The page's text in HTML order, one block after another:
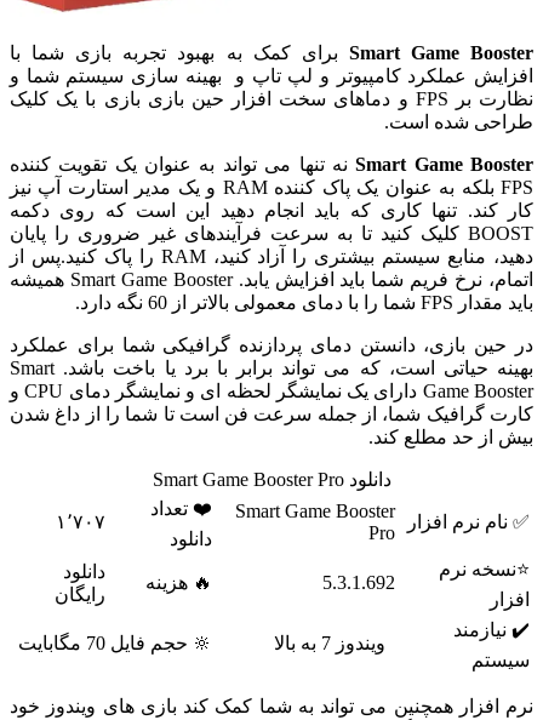
Smart Game Booster برای کمک به بهبود تجربه بازی شما با
افزایش عملکرد کامپیوتر و لپ تاپ و بهینه سازی سیستم شما و
نظارت بر FPS و دماهای سخت افزار حین بازی بازی با یک کلیک
طراحی شده است.
Smart Game Boosterنه تنها می تواند به عنوان یک تقویت کننده
FPS بلکه به عنوان یک پاک کننده RAM و یک مدیر استارت آپ نیز
کار کند. تنها کاری که باید انجام دهید این است که روی دکمه
BOOST کلیک کنید تا به سرعت فرآیندهای غیر ضروری را پایان
دهید، منابع سیستم بیشتری را آزاد کنید، RAM را پاک کنید.پس از
اتمام، نرخ فریم شما باید افزایش یابد. Smart Game Booster همیشه
باید مقدار FPS شما را با دمای معمولی بالاتر از 60 نگه دارد.
در حین بازی، دانستن دمای پردازنده گرافیکی شما برای عملکرد
بهینه حیاتی است، که می تواند برابر با برد یا باخت باشد. Smart
Game Booster دارای یک نمایشگر لحظه ای و نمایشگر دمای CPU و
کارت گرافیک شما، از جمله سرعت فن است تا شما را از داغ شدن
بیش از حد مطلع کند.
دانلود Smart Game Booster Pro
✅ نام نرم افزار
Smart Game Booster
Pro
❤️ تعداد
دانلود
۱٬۷۰۷
⭐نسخه نرم
افزار
5.3.1.692 🔥 هزینه
دانلود
رایگان
✔️ نیازمند
سیستم
ویندوز 7 به بالا 🔆 حجم فایل 70 مگابایت
نرم افزار همچنین می تواند به شما کمک کند بازی های ویندوز خود